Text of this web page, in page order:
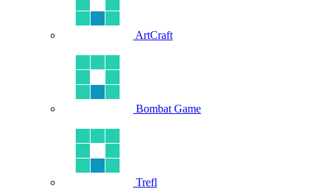
ArtCraft
Bombat Game
Trefl